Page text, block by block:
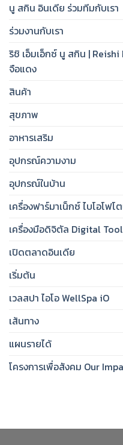
นู สกิน อินเดีย ร่วมทีมกับเรา
ร่วมงานกับเรา
ริชิ เอ็มเอ็กซ์ นู สกิน | Reishi
จือแดง
สินค้า
สุขภาพ
อาหารเสริม
อุปกรณ์ความงาม
อุปกรณ์ในบ้าน
เครื่องฟาร์มาเน็กซ์ ไบโอโฟ
เครื่องมือดิจิตัล Digital
เปิดตลาดอินเดีย
เริ่มต้น
เวลสปา ไอโอ WellSpa iO
เส้นทาง
แผนรายได้
โครงการเพื่อสังคม Our